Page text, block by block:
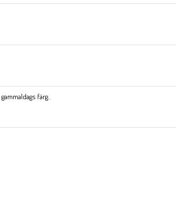
färg..